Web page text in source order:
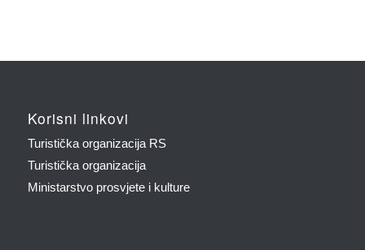
Korisni linkovi
Turistička organizacija RS
Turistička organizacija
Ministarstvo prosvjete i kulture